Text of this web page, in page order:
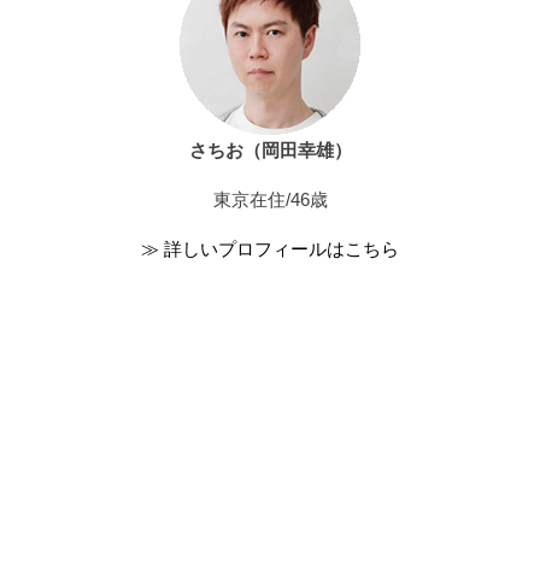
さちお（岡田幸雄）
東京在住/46歳
≫ 詳しいプロフィールはこちら